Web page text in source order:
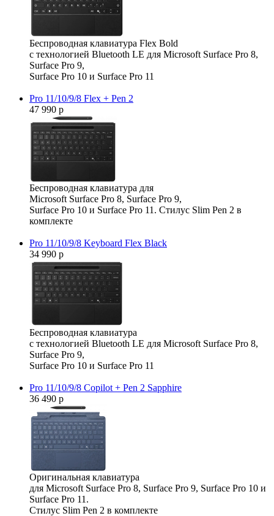
Беспроводная клавиатура Flex Bold
с технологией Bluetooth LE для Microsoft Surface Pro 8,
Surface Pro 9,
Surface Pro 10 и Surface Pro 11
Pro 11/10/9/8 Flex + Pen 2
47 990 р
Беспроводная клавиатура для
Microsoft Surface Pro 8, Surface Pro 9,
Surface Pro 10 и Surface Pro 11. Стилус Slim Pen 2 в
комплекте
Pro 11/10/9/8 Keyboard Flex Black
34 990 р
Беспроводная клавиатура
с технологией Bluetooth LE для Microsoft Surface Pro 8,
Surface Pro 9,
Surface Pro 10 и Surface Pro 11
Pro 11/10/9/8 Copilot + Pen 2 Sapphire
36 490 р
Оригинальная клавиатура
для Microsoft Surface Pro 8, Surface Pro 9, Surface Pro 10 и
Surface Pro 11.
Стилус Slim Pen 2 в комплекте